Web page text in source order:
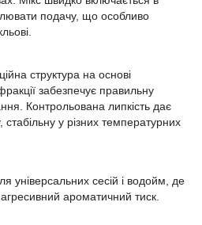
подачу, що особливо
структура на основі
забезпечує правильну
Контрольована липкість дає
у різних температурних
універсальних сесій і водойм, де
ароматичний тиск.